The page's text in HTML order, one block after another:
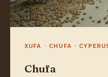
XUFA · CHUFA ·
Chufa